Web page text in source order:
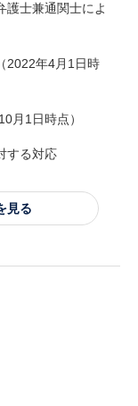
士兼通関士によ
2022年4月1日時
月1日時点）
する対応
見る